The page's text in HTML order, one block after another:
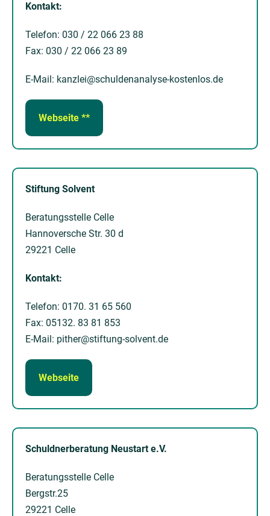
Kontakt:
Telefon: 030 / 22 066 23 88
Fax: 030 / 22 066 23 89
E-Mail: kanzlei@schuldenanalyse-kostenlos.de
Webseite **
Stiftung Solvent
Beratungsstelle Celle
Hannoversche Str. 30 d
29221 Celle
Kontakt:
Telefon: 0170. 31 65 560
Fax: 05132. 83 81 853
E-Mail: pither@stiftung-solvent.de
Webseite
Schuldnerberatung Neustart e.V.
Beratungsstelle Celle
Bergstr.25
29221 Celle